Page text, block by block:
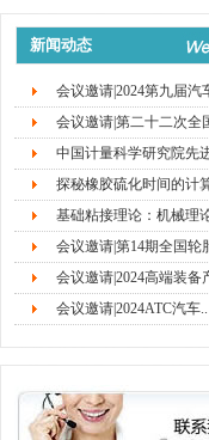
新闻动态
会议邀请|2024第九届汽
会议邀请|第二十二次全
中国计量科学研究院先
探秘橡胶硫化时间的计
基础粘接理论：机械理
会议邀请|第14期全国轮
会议邀请|2024高端装备
会议邀请|2024ATC汽车..